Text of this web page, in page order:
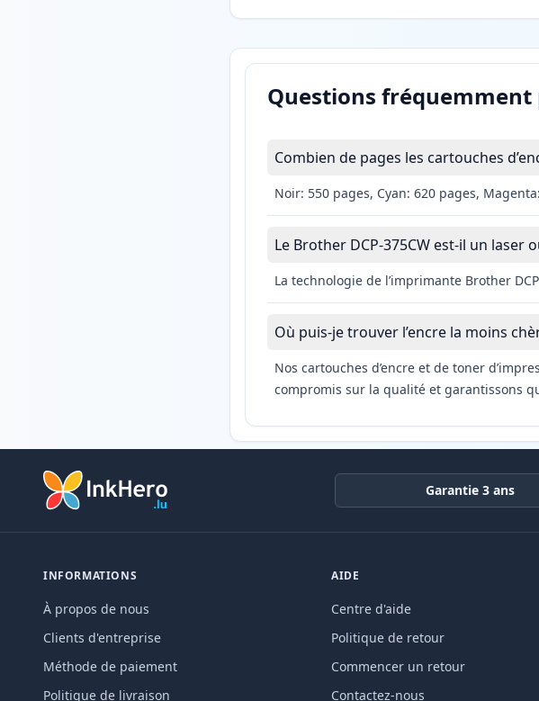
Questions fréquemment
Combien de pages les cartouches
Noir: 550 pages, Cyan: 620 pages,
Le Brother DCP-375CW est-il un laser
La technologie de l’imprimante Brother
Où puis-je trouver l’encre la moins
Nos cartouches d’encre et de toner
compromis sur la qualité et garantissons
Garantie 3 ans
INFORMATIONS
À propos de nous
Clients d'entreprise
Méthode de paiement
Politique de livraison
AIDE
Centre d'aide
Politique de retour
Commencer un retour
Contactez-nous